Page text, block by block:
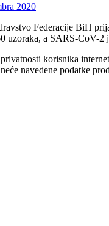
2020
Federacije BiH
uzoraka, a SARS-CoV-2
korisnika
navedene podatke